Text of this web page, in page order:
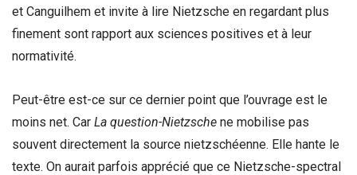
et Canguilhem et invite à lire Nietzsche en regardant plus
finement sont rapport aux sciences positives et à leur
normativité.
Peut-être est-ce sur ce dernier point que l’ouvrage est le
moins net. Car La question-Nietzsche ne mobilise pas
souvent directement la source nietzschéenne. Elle hante le
texte. On aurait parfois apprécié que ce Nietzsche-spectral